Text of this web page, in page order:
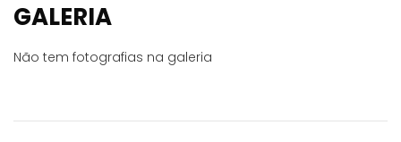
GALERIA
Não tem fotografias na galeria